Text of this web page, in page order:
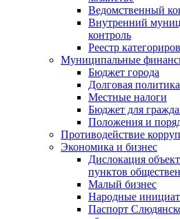
Ведомственный
Внутренний
контроль
Реестр
Муниципальные
Бюджет города
Долговая политика
Местные налоги
Бюджет для
Положения и
Противодействие
Экономика и бизнес
Дислокация
пунктов
Малый бизнес
Народные
Паспорт